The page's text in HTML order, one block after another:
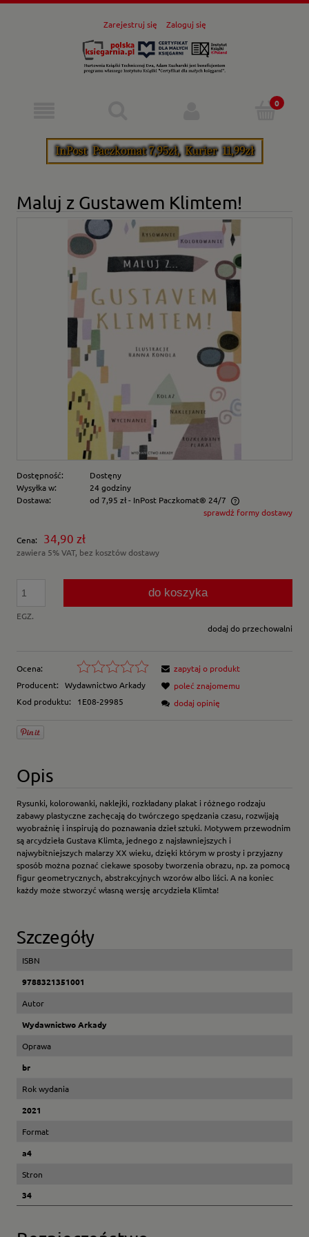
Zarejestruj się Zaloguj się
Maluj z Gustawem Klimtem!
Dostępność:
Dostęny
Wysyłka w:
24 godziny
Dostawa:
od 7,95 zł- InPost Paczkomat® 24/7
Cena nie zawiera ewentualnych kosztów płatnościsprawdź formy dostawy
Cena: 34,90 zł
zawiera 5% VAT, bez kosztów dostawy
EGZ.
do koszyka
dodaj do przechowalni
Ocena:
Producent:
Wydawnictwo Arkady
Kod produktu:
1E08-29985
zapytaj o produkt
poleć znajomemu
dodaj opinię
Opis
Rysunki, kolorowanki, naklejki, rozkładany plakat i różnego rodzaju
zabawy plastyczne zachęcają do twórczego spędzania czasu, rozwijają
wyobraźnię i inspirują do poznawania dzieł sztuki. Motywem przewodnim
są arcydzieła Gustava Klimta, jednego z najsławniejszych i
najwybitniejszych malarzy XX wieku, dzięki którym w prosty i przyjazny
sposób można poznać ciekawe sposoby tworzenia obrazu, np. za pomocą
figur geometrycznych, abstrakcyjnych wzorów albo liści. A na koniec
każdy może stworzyć własną wersję arcydzieła Klimta!
Szczegóły
ISBN
9788321351001
Autor
Wydawnictwo Arkady
Oprawa
br
Rok wydania
2021
Format
a4
Stron
34